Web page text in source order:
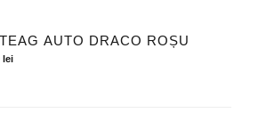
AUTO DRACO ROȘU
lei